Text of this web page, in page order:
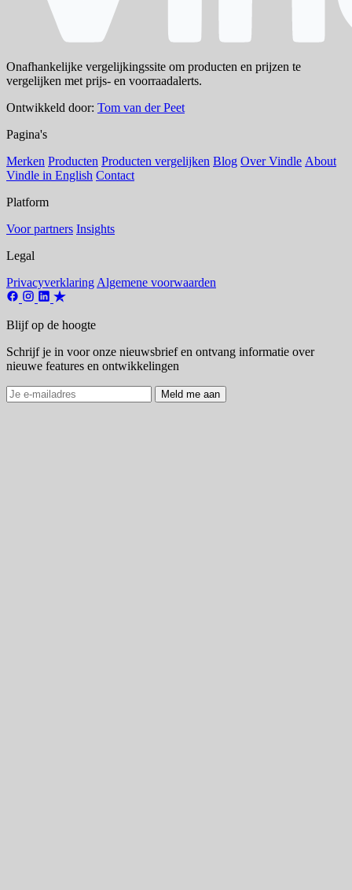
Onafhankelijke vergelijkingssite om producten en prijzen te
vergelijken met prijs- en voorraadalerts.
Ontwikkeld door: Tom van der Peet
Pagina's
Merken Producten Producten vergelijken Blog Over Vindle About
Vindle in English Contact
Platform
Voor partners Insights
Legal
Privacyverklaring Algemene voorwaarden
Blijf op de hoogte
Schrijf je in voor onze nieuwsbrief en ontvang informatie over
nieuwe features en ontwikkelingen
Meld me aan